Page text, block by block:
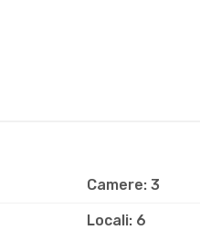
Camere: 3
Locali: 6